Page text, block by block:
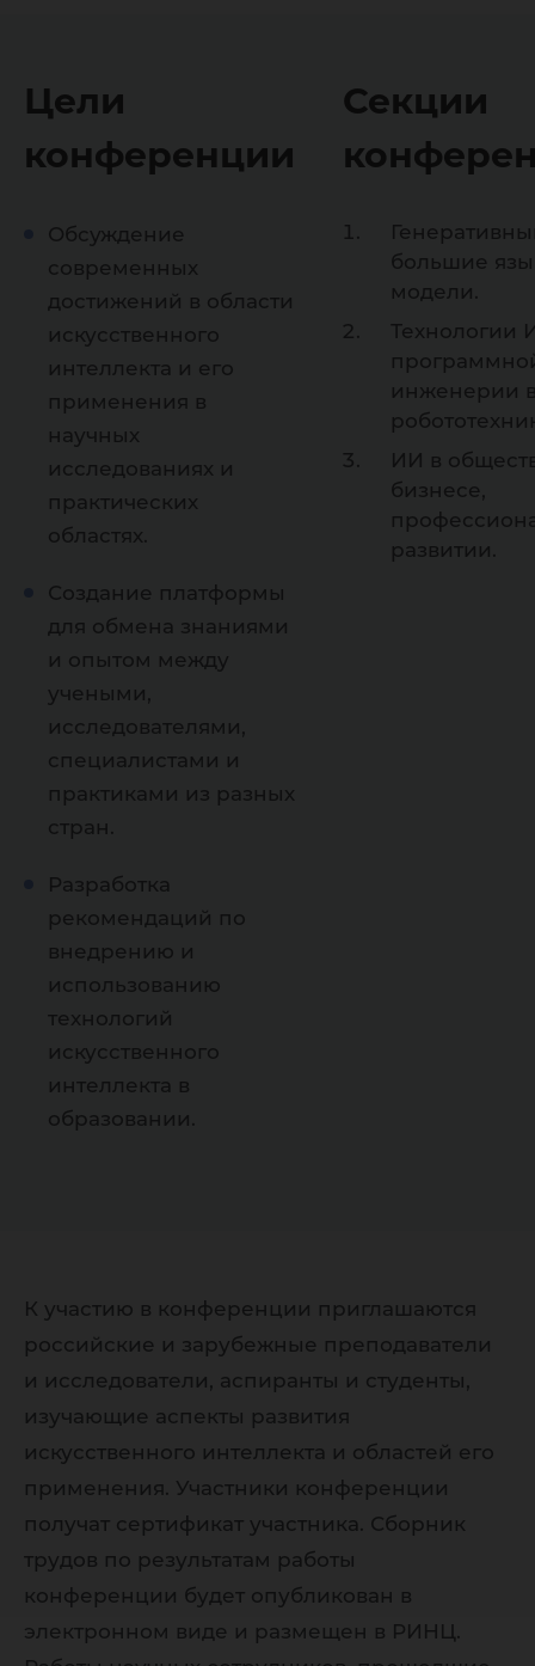
Цели
конференции
Обсуждение
современных
достижений в области
искусственного
интеллекта и его
применения в
научных
исследованиях и
практических
областях.
Создание платформы
для обмена знаниями
и опытом между
учеными,
исследователями,
специалистами и
практиками из разных
стран.
Разработка
рекомендаций по
внедрению и
использованию
технологий
искусственного
интеллекта в
образовании.
Секции
большие
модели.
Технологии
инженерии
ИИ в
бизнесе,
развитии.
К участию в конференции приглашаются
российские и зарубежные преподаватели
и исследователи, аспиранты и студенты,
изучающие аспекты развития
искусственного интеллекта и областей его
применения. Участники конференции
получат сертификат участника. Сборник
трудов по результатам работы
конференции будет опубликован в
электронном виде и размещен в РИНЦ.